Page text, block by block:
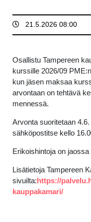
21.5.2026 08:00
Osallistu Tampereen
kurssille 2026/09
kun jäsen maksaa
arvontaan on tehtävä
mennessä.
Arvonta suoritetaan
sähköpostitse kello
Erikoishintoja on
Lisätietoja Tampereen
sivuilta:https://
kauppakamari/